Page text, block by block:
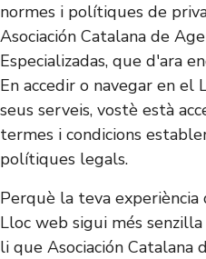
normes i polítiques de
Asociación Catalana de
Especializadas, que d'ara
En accedir o navegar en
seus serveis, vostè està
termes i condicions
polítiques legals.
Perquè la teva
Lloc web sigui més
li que Asociación Catalana